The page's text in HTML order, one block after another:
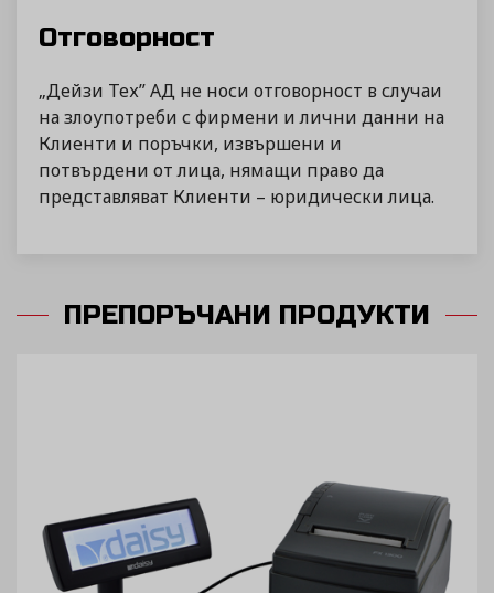
Отговорност
„Дейзи Тех” АД не носи отговорност в случаи
на злоупотреби с фирмени и лични данни на
Клиенти и поръчки, извършени и
потвърдени от лица, нямащи право да
представляват Клиенти – юридически лица.
ПРЕПОРЪЧАНИ ПРОДУКТИ